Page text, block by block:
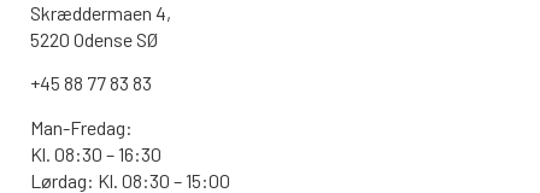
Skræddermaen 4,
5220 Odense SØ
+45 88 77 83 83
Man-Fredag:
Kl. 08:30 – 16:30
Lørdag: Kl. 08:30 – 15:00